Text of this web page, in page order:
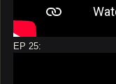
EP 25: